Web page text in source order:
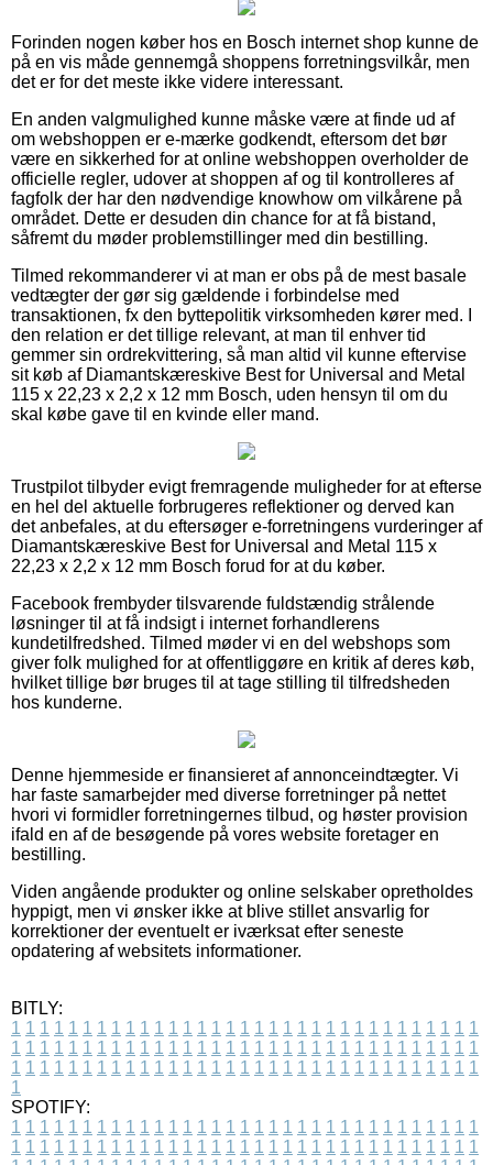
Forinden nogen køber hos en Bosch internet shop kunne de
på en vis måde gennemgå shoppens forretningsvilkår, men
det er for det meste ikke videre interessant.
En anden valgmulighed kunne måske være at finde ud af
om webshoppen er e-mærke godkendt, eftersom det bør
være en sikkerhed for at online webshoppen overholder de
officielle regler, udover at shoppen af og til kontrolleres af
fagfolk der har den nødvendige knowhow om vilkårene på
området. Dette er desuden din chance for at få bistand,
såfremt du møder problemstillinger med din bestilling.
Tilmed rekommanderer vi at man er obs på de mest basale
vedtægter der gør sig gældende i forbindelse med
transaktionen, fx den byttepolitik virksomheden kører med. I
den relation er det tillige relevant, at man til enhver tid
gemmer sin ordrekvittering, så man altid vil kunne eftervise
sit køb af Diamantskæreskive Best for Universal and Metal
115 x 22,23 x 2,2 x 12 mm Bosch, uden hensyn til om du
skal købe gave til en kvinde eller mand.
Trustpilot tilbyder evigt fremragende muligheder for at efterse
en hel del aktuelle forbrugeres reflektioner og derved kan
det anbefales, at du eftersøger e-forretningens vurderinger af
Diamantskæreskive Best for Universal and Metal 115 x
22,23 x 2,2 x 12 mm Bosch forud for at du køber.
Facebook frembyder tilsvarende fuldstændig strålende
løsninger til at få indsigt i internet forhandlerens
kundetilfredshed. Tilmed møder vi en del webshops som
giver folk mulighed for at offentliggøre en kritik af deres køb,
hvilket tillige bør bruges til at tage stilling til tilfredsheden
hos kunderne.
Denne hjemmeside er finansieret af annonceindtægter. Vi
har faste samarbejder med diverse forretninger på nettet
hvori vi formidler forretningernes tilbud, og høster provision
ifald en af de besøgende på vores website foretager en
bestilling.
Viden angående produkter og online selskaber opretholdes
hyppigt, men vi ønsker ikke at blive stillet ansvarlig for
korrektioner der eventuelt er iværksat efter seneste
opdatering af websitets informationer.
BITLY:
1 1 1 1 1 1 1 1 1 1 1 1 1 1 1 1 1 1 1 1 1 1 1 1 1 1 1 1 1 1 1 1 1
1 1 1 1 1 1 1 1 1 1 1 1 1 1 1 1 1 1 1 1 1 1 1 1 1 1 1 1 1 1 1 1 1
1 1 1 1 1 1 1 1 1 1 1 1 1 1 1 1 1 1 1 1 1 1 1 1 1 1 1 1 1 1 1 1 1
1
SPOTIFY:
1 1 1 1 1 1 1 1 1 1 1 1 1 1 1 1 1 1 1 1 1 1 1 1 1 1 1 1 1 1 1 1 1
1 1 1 1 1 1 1 1 1 1 1 1 1 1 1 1 1 1 1 1 1 1 1 1 1 1 1 1 1 1 1 1 1